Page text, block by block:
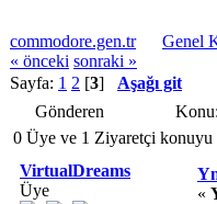
commodore.gen.tr Genel
« önceki sonraki »
Sayfa: 1 2 [3] Aşağı git
Gönderen
0 Üye ve 1 Ziyaretçi konuyu
VirtualDreams
Üye
«